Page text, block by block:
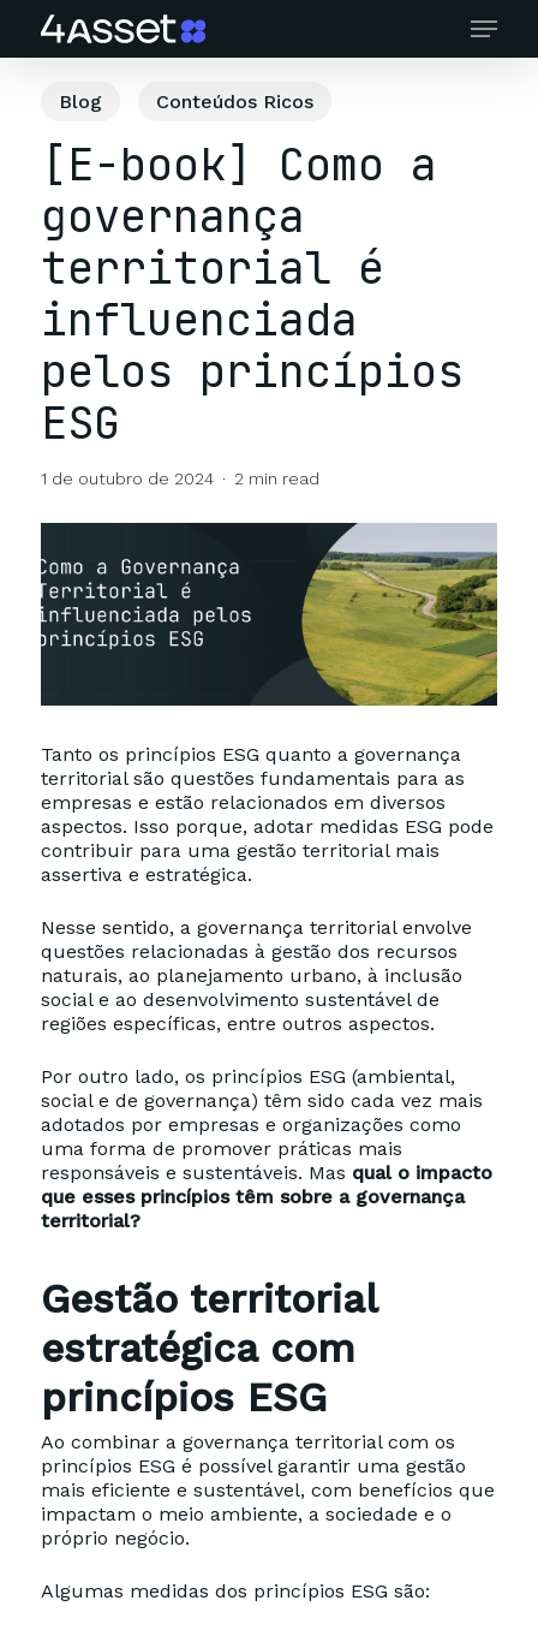
main
Menu
Blog Conteúdos Ricos
[E-book] Como a
governança
territorial é
influenciada
pelos princípios
ESG
1 de outubro de 2024 2 min read
Tanto os princípios ESG quanto a governança
territorial são questões fundamentais para as
empresas e estão relacionados em diversos
aspectos. Isso porque, adotar medidas ESG pode
contribuir para uma gestão territorial mais
assertiva e estratégica.
Nesse sentido, a governança territorial envolve
questões relacionadas à gestão dos recursos
naturais, ao planejamento urbano, à inclusão
social e ao desenvolvimento sustentável de
regiões específicas, entre outros aspectos.
Por outro lado, os princípios ESG (ambiental,
social e de governança) têm sido cada vez mais
adotados por empresas e organizações como
uma forma de promover práticas mais
responsáveis e sustentáveis. Mas qual o impacto
que esses princípios têm sobre a governança
territorial?
Gestão territorial
estratégica com
princípios ESG
Ao combinar a governança territorial com os
princípios ESG é possível garantir uma gestão
mais eficiente e sustentável, com benefícios que
impactam o meio ambiente, a sociedade e o
próprio negócio.
Algumas medidas dos princípios ESG são: